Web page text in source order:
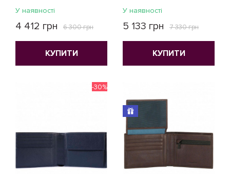
У наявності
4 412 грн 6 300 грн
КУПИТИ
У наявності
5 133 грн 7 330 грн
КУПИТИ
-30%